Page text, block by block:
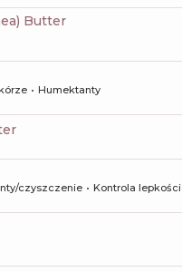
Butter
Humektanty
czyszczenie Kontrola lepkości